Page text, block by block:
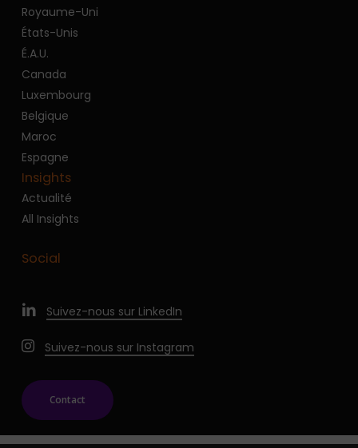
Royaume-Uni
États-Unis
É.A.U.
Canada
Luxembourg
Belgique
Maroc
Espagne
Insights
Actualité
All Insights
Social
Suivez-nous sur LinkedIn
Suivez-nous sur Instagram
Contact